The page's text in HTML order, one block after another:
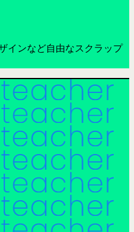
インなど自由なスクラップ